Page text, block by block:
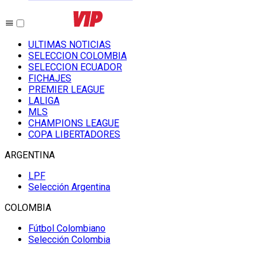
ULTIMAS NOTICIAS
SELECCION COLOMBIA
SELECCION ECUADOR
FICHAJES
PREMIER LEAGUE
LALIGA
MLS
CHAMPIONS LEAGUE
COPA LIBERTADORES
ARGENTINA
LPF
Selección Argentina
COLOMBIA
Fútbol Colombiano
Selección Colombia